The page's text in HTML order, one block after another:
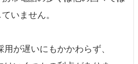
いません。
が遅いにもかかわらず、